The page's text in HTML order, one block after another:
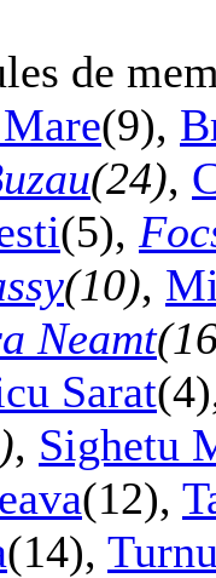
de
(9),
(24),
(5),
(10),
Neamt
Sarat
, Sighetu
(12),
(14),